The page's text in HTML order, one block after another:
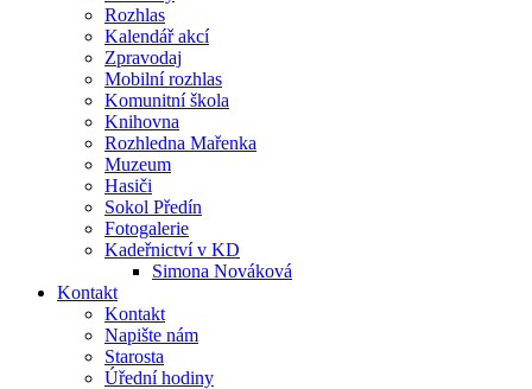
Rozhlas
Kalendář akcí
Zpravodaj
Mobilní rozhlas
Komunitní škola
Knihovna
Rozhledna Mařenka
Muzeum
Hasiči
Sokol Předín
Fotogalerie
Kadeřnictví v KD
Simona Nováková
Kontakt
Kontakt
Napište nám
Starosta
Úřední hodiny